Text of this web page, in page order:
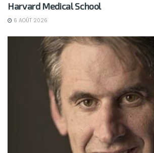
Harvard Medical School
6 AOÛT 2026